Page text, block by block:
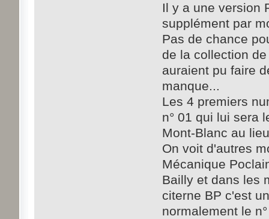
Il y a une version
supplément par
Pas de chance
de la collection
auraient pu faire
manque...
Les 4 premiers
n° 01 qui lui sera
Mont-Blanc au
On voit d'autres
Mécanique
Bailly et dans les
citerne BP c'est
normalement le